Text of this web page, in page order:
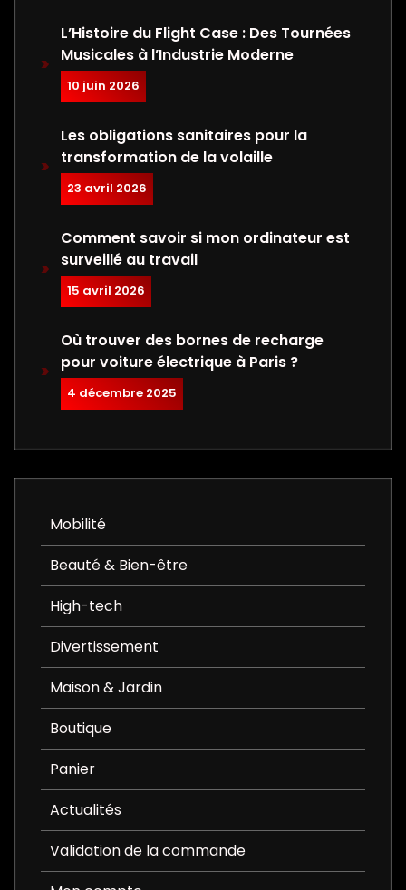
L’Histoire du Flight Case : Des Tournées
Musicales à l’Industrie Moderne
10 juin 2026
Les obligations sanitaires pour la
transformation de la volaille
23 avril 2026
Comment savoir si mon ordinateur est
surveillé au travail
15 avril 2026
Où trouver des bornes de recharge
pour voiture électrique à Paris ?
4 décembre 2025
Mobilité
Beauté & Bien-être
High-tech
Divertissement
Maison & Jardin
Boutique
Panier
Actualités
Validation de la commande